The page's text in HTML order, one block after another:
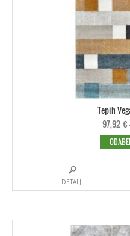
Tepih
97,92 €
DETALJI